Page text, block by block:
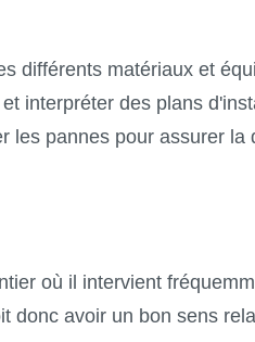
différents matériaux et
interpréter des plans
pannes pour assurer
où il intervient
donc avoir un bon sens